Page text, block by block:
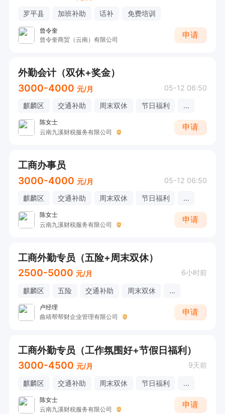
罗平县 加班补助 话补 免费培训
曾令奎
曾令奎商贸（云南）有限公司
申请
外勤会计（双休+奖金）
3000-4000 元/月 05-12 06:50
麒麟区 交通补助 周末双休 节日福利 ...
陈女士
云南九溪财税服务有限公司
申请
工商办事员
3000-4000 元/月 05-12 06:50
麒麟区 交通补助 周末双休 节日福利 ...
陈女士
云南九溪财税服务有限公司
申请
工商外勤专员（五险+周末双休）
2500-5000 元/月 6小时前
麒麟区 五险 交通补助 周末双休 ...
卢经理
曲靖帮帮财企业管理有限公司
申请
工商外勤专员（工作氛围好+节假日福利）
3000-4500 元/月 9天前
麒麟区 交通补助 周末双休 节日福利 ...
陈女士
云南九溪财税服务有限公司
申请